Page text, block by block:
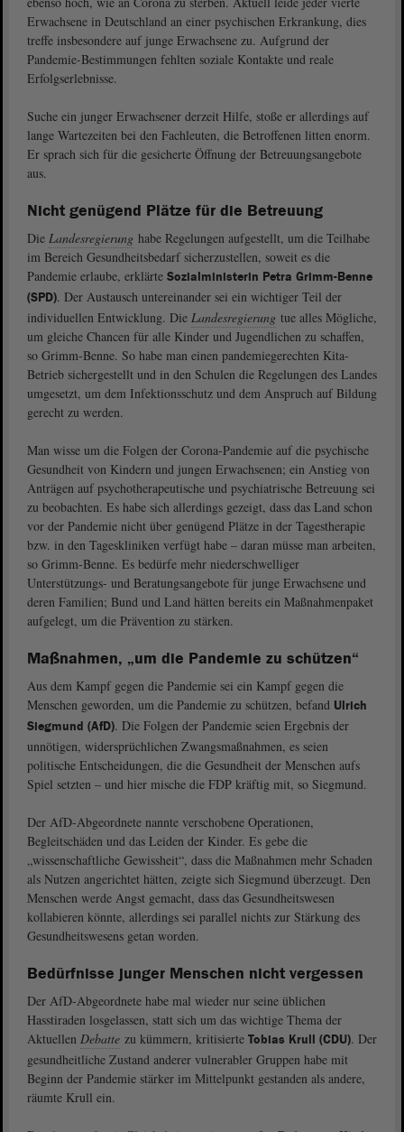
Erwachsene in Deutschland an einer psychischen Erkrankung, dies
treffe insbesondere auf junge Erwachsene zu. Aufgrund der
Pandemie-Bestimmungen fehlten soziale Kontakte und reale
Erfolgserlebnisse.
Suche ein junger Erwachsener derzeit Hilfe, stoße er allerdings auf
lange Wartezeiten bei den Fachleuten, die Betroffenen litten enorm.
Er sprach sich für die gesicherte Öffnung der Betreuungsangebote
aus.
Nicht genügend Plätze für die Betreuung
Die Landesregierung habe Regelungen aufgestellt, um die Teilhabe
im Bereich Gesundheitsbedarf sicherzustellen, soweit es die
Pandemie erlaube, erklärte Sozialministerin Petra Grimm-Benne
(SPD). Der Austausch untereinander sei ein wichtiger Teil der
individuellen Entwicklung. Die Landesregierung tue alles Mögliche,
um gleiche Chancen für alle Kinder und Jugendlichen zu schaffen,
so Grimm-Benne. So habe man einen pandemiegerechten Kita-
Betrieb sichergestellt und in den Schulen die Regelungen des Landes
umgesetzt, um dem Infektionsschutz und dem Anspruch auf Bildung
gerecht zu werden.
Man wisse um die Folgen der Corona-Pandemie auf die psychische
Gesundheit von Kindern und jungen Erwachsenen; ein Anstieg von
Anträgen auf psychotherapeutische und psychiatrische Betreuung sei
zu beobachten. Es habe sich allerdings gezeigt, dass das Land schon
vor der Pandemie nicht über genügend Plätze in der Tagestherapie
bzw. in den Tageskliniken verfügt habe – daran müsse man arbeiten,
so Grimm-Benne. Es bedürfe mehr niederschwelliger
Unterstützungs- und Beratungsangebote für junge Erwachsene und
deren Familien; Bund und Land hätten bereits ein Maßnahmenpaket
aufgelegt, um die Prävention zu stärken.
Maßnahmen, „um die Pandemie zu schützen“
Aus dem Kampf gegen die Pandemie sei ein Kampf gegen die
Menschen geworden, um die Pandemie zu schützen, befand Ulrich
Siegmund (AfD). Die Folgen der Pandemie seien Ergebnis der
unnötigen, widersprüchlichen Zwangsmaßnahmen, es seien
politische Entscheidungen, die die Gesundheit der Menschen aufs
Spiel setzten – und hier mische die FDP kräftig mit, so Siegmund.
Der AfD-Abgeordnete nannte verschobene Operationen,
Begleitschäden und das Leiden der Kinder. Es gebe die
„wissenschaftliche Gewissheit“, dass die Maßnahmen mehr Schaden
als Nutzen angerichtet hätten, zeigte sich Siegmund überzeugt. Den
Menschen werde Angst gemacht, dass das Gesundheitswesen
kollabieren könnte, allerdings sei parallel nichts zur Stärkung des
Gesundheitswesens getan worden.
Bedürfnisse junger Menschen nicht vergessen
Der AfD-Abgeordnete habe mal wieder nur seine üblichen
Hasstiraden losgelassen, statt sich um das wichtige Thema der
Aktuellen Debatte zu kümmern, kritisierte Tobias Krull (CDU). Der
gesundheitliche Zustand anderer vulnerabler Gruppen habe mit
Beginn der Pandemie stärker im Mittelpunkt gestanden als andere,
räumte Krull ein.